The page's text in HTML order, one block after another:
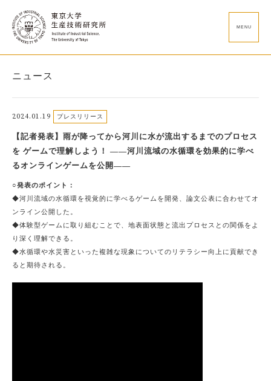
MENU
ニュース
2024.01.19 プレスリリース
【記者発表】雨が降ってから河川に水が流出するまでのプロセス
を ゲームで理解しよう！ ――河川流域の水循環を効果的に学べ
るオンラインゲームを公開――
○発表のポイント：
◆河川流域の水循環を視覚的に学べるゲームを開発、論文公表に合わせてオ
ンライン公開した。
◆体験型ゲームに取り組むことで、地表面状態と流出プロセスとの関係をよ
り深く理解できる。
◆水循環や水災害といった複雑な現象についてのリテラシー向上に貢献でき
ると期待される。